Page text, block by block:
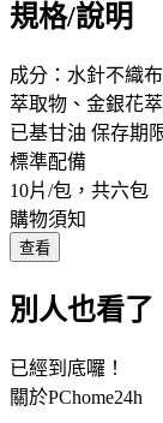
規格/說明
成分：水針不織
萃取物、金銀花
已基甘油 保存期
標準配備
10片/包，共六包
購物須知
查看
別人也看了
已經到底囉！
關於PChome24h